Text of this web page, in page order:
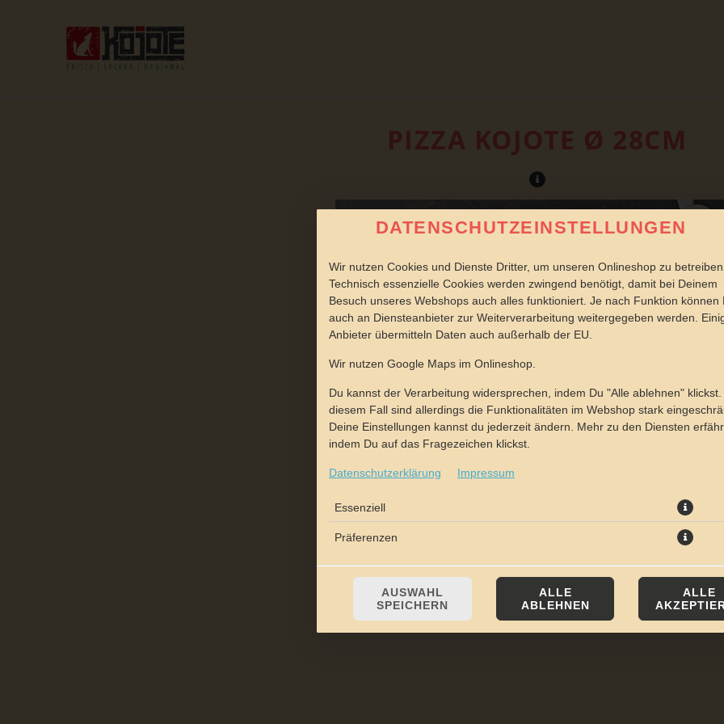
PIZZA KOJOTE Ø 28CM
mit Salami, Kochschinken, Champignons und frischen Tomaten
DATENSCHUTZEINSTELLUNGEN
Wir nutzen Cookies und Dienste Dritter, um unseren Onlineshop zu betreiben.
Technisch essenzielle Cookies werden zwingend benötigt, damit bei Deinem
Besuch unseres Webshops auch alles funktioniert. Je nach Funktion können
auch an Diensteanbieter zur Weiterverarbeitung weitergegeben werden.
Anbieter übermitteln Daten auch außerhalb der EU.
Wir nutzen Google Maps im Onlineshop.
Du kannst der Verarbeitung widersprechen, indem Du "Alle ablehnen" klickst.
diesem Fall sind allerdings die Funktionalitäten im Webshop stark
Deine Einstellungen kannst du jederzeit ändern. Mehr zu den Diensten
indem Du auf das Fragezeichen klickst.
Datenschutzerklärung Impressum
Essenziell
Präferenzen
AUSWAHL
SPEICHERN
ALLE
ABLEHNEN
ALLE